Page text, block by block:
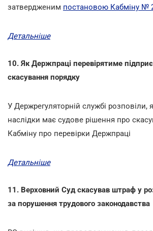
затвердженим постановою Кабміну №
Детальніше
10. Як Держпраці перевірятиме
скасування порядку
У Держрегуляторній службі розповіли,
наслідки має судове рішення про
Кабміну про перевірки Держпраці
Детальніше
11. Верховний Суд скасував штраф у
за порушення трудового законодавства